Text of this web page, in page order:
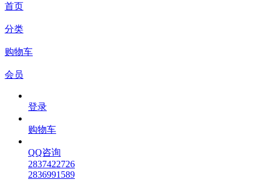
首页
分类
购物车
会员
登录
购物车
QQ咨询
2837422726
2836991589